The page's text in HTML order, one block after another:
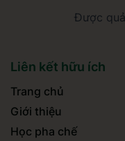
Được
Liên kết hữu ích
Trang chủ
Giới thiệu
Học pha chế